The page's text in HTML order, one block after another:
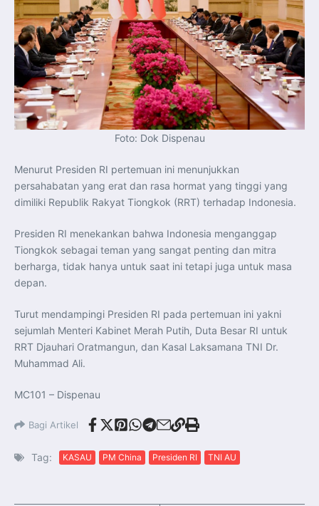
Foto: Dok Dispenau
Menurut Presiden RI pertemuan ini menunjukkan
persahabatan yang erat dan rasa hormat yang tinggi yang
dimiliki Republik Rakyat Tiongkok (RRT) terhadap Indonesia.
Presiden RI menekankan bahwa Indonesia menganggap
Tiongkok sebagai teman yang sangat penting dan mitra
berharga, tidak hanya untuk saat ini tetapi juga untuk masa
depan.
Turut mendampingi Presiden RI pada pertemuan ini yakni
sejumlah Menteri Kabinet Merah Putih, Duta Besar RI untuk
RRT Djauhari Oratmangun, dan Kasal Laksamana TNI Dr.
Muhammad Ali.
MC101 – Dispenau
Bagi Artikel
Tag: KASAU PM China Presiden RI TNI AU